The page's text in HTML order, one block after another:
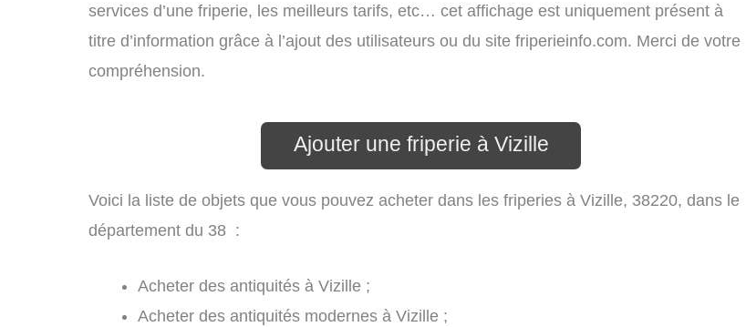
services d’une friperie, les meilleurs tarifs, etc… cet affichage est uniquement présent à
titre d’information grâce à l’ajout des utilisateurs ou du site friperieinfo.com. Merci de votre
compréhension.
Ajouter une friperie à Vizille
Voici la liste de objets que vous pouvez acheter dans les friperies à Vizille, 38220, dans le
département du 38 :
Acheter des antiquités à Vizille ;
Acheter des antiquités modernes à Vizille ;